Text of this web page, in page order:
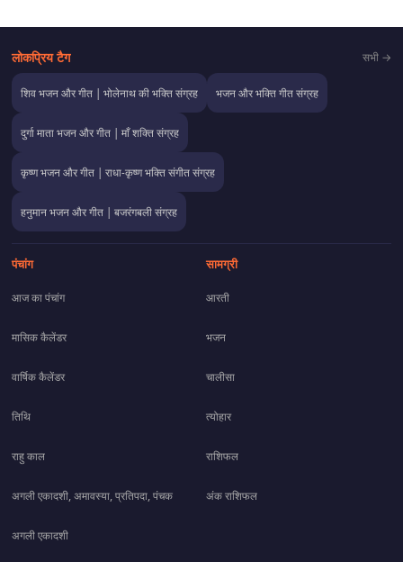
लोकप्रिय टैग सभी →
शिव भजन और गीत | भोलेनाथ की भक्ति संग्रह भजन और भक्ति गीत संग्रह
दुर्गा माता भजन और गीत | माँ शक्ति संग्रह
कृष्ण भजन और गीत | राधा-कृष्ण भक्ति संगीत संग्रह
हनुमान भजन और गीत | बजरंगबली संग्रह
पंचांग
आज का पंचांग
मासिक कैलेंडर
वार्षिक कैलेंडर
तिथि
राहु काल
अगली एकादशी, अमावस्या, प्रतिपदा, पंचक
अगली एकादशी
सामग्री
आरती
भजन
चालीसा
त्योहार
राशिफल
अंक राशिफल